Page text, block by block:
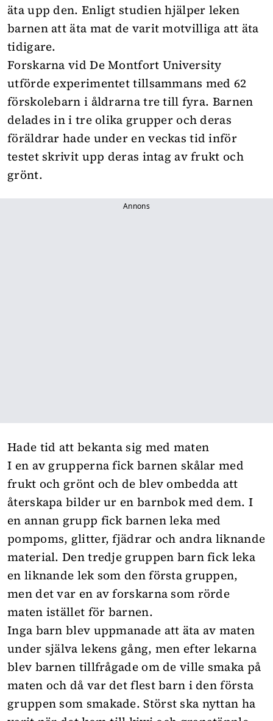
äta upp den. Enligt studien hjälper leken
barnen att äta mat de varit motvilliga att äta
tidigare.
Forskarna vid De Montfort University
utförde experimentet tillsammans med 62
förskolebarn i åldrarna tre till fyra. Barnen
delades in i tre olika grupper och deras
föräldrar hade under en veckas tid inför
testet skrivit upp deras intag av frukt och
grönt.
Annons
Hade tid att bekanta sig med maten
I en av grupperna fick barnen skålar med
frukt och grönt och de blev ombedda att
återskapa bilder ur en barnbok med dem. I
en annan grupp fick barnen leka med
pompoms, glitter, fjädrar och andra liknande
material. Den tredje gruppen barn fick leka
en liknande lek som den första gruppen,
men det var en av forskarna som rörde
maten istället för barnen.
Inga barn blev uppmanade att äta av maten
under själva lekens gång, men efter lekarna
blev barnen tillfrågade om de ville smaka på
maten och då var det flest barn i den första
gruppen som smakade. Störst ska nyttan ha